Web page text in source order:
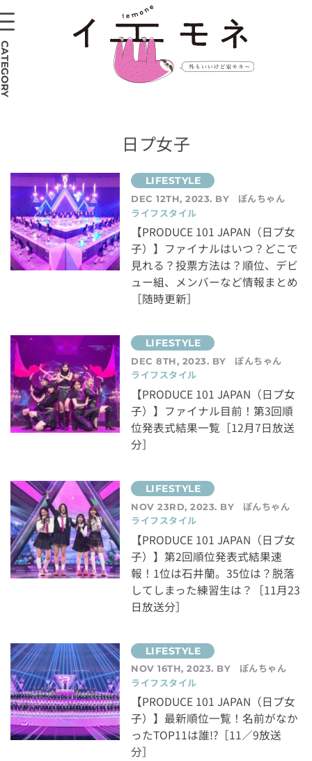
日プ女子
DEC 12TH, 2023. BY
ぽんちゃん
ライフスタイル
【PRODUCE 101 JAPAN（日プ女
子）】ファイナルはいつ？どこで
見れる？投票方法は？順位、デビ
ュー組、メンバーなど情報まとめ
［随時更新］
DEC 8TH, 2023. BY
ぽんちゃん
ライフスタイル
【PRODUCE 101 JAPAN（日プ女
子）】ファイナル目前！第3回順
位発表式結果一覧［12月7日放送
分］
NOV 23RD, 2023. BY
ぽんちゃん
ライフスタイル
【PRODUCE 101 JAPAN（日プ女
子）】第2回順位発表式結果速
報！1位は石井蘭。35位は？脱落
してしまった練習生は？［11月23
日放送分］
NOV 16TH, 2023. BY
ぽんちゃん
ライフスタイル
【PRODUCE 101 JAPAN（日プ女
子）】最新順位一覧！名前がなか
ったTOP11は誰!?［11／9放送
分］